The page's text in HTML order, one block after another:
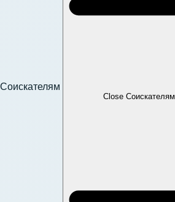
Соискателям
Close Соискателям